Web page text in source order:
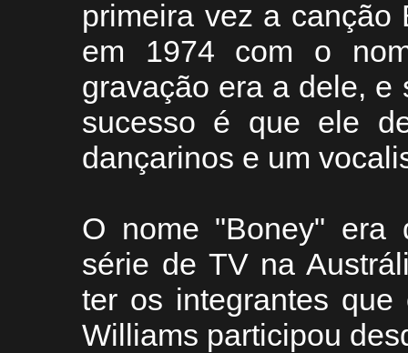
primeira vez a canção
em 1974 com o
gravação era a dele, e
sucesso é que ele
dançarinos e um
O nome "Boney" era
série de TV na
ter os integrantes
Williams participou